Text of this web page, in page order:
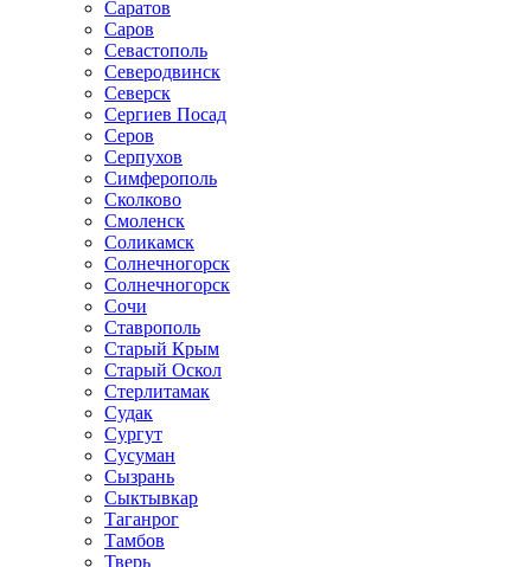
Саратов
Саров
Севастополь
Северодвинск
Северск
Сергиев Посад
Серов
Серпухов
Симферополь
Сколково
Смоленск
Соликамск
Солнечногорск
Солнечногорск
Сочи
Ставрополь
Старый Крым
Старый Оскол
Стерлитамак
Судак
Сургут
Сусуман
Сызрань
Сыктывкар
Таганрог
Тамбов
Тверь